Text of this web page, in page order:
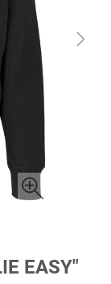
EASY"